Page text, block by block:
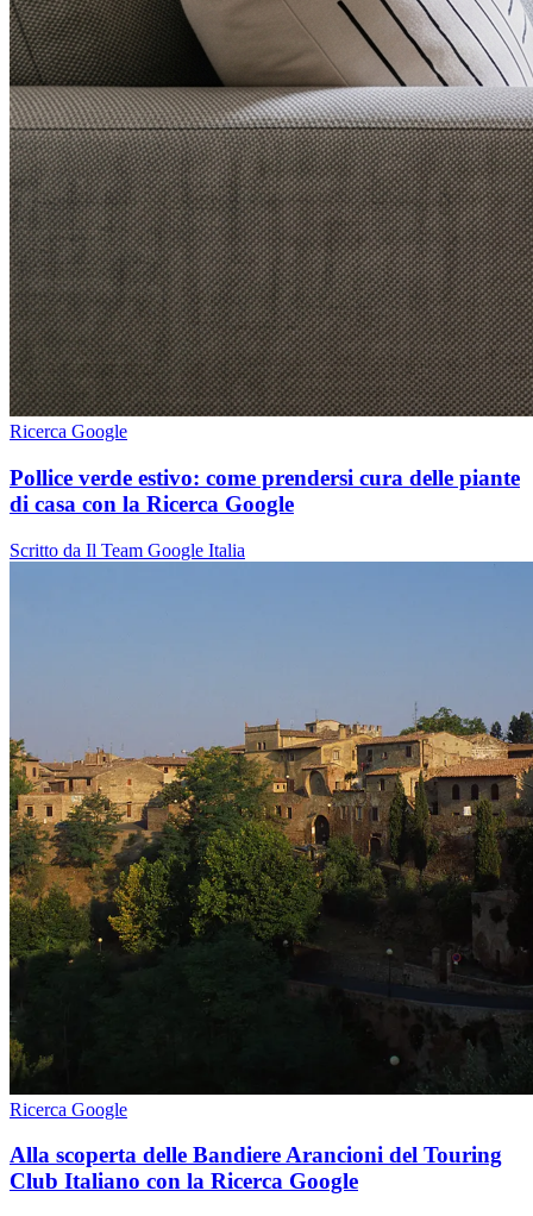
Ricerca Google
Pollice verde estivo: come prendersi cura delle piante
di casa con la Ricerca Google
Scritto da Il Team Google Italia
Ricerca Google
Alla scoperta delle Bandiere Arancioni del Touring
Club Italiano con la Ricerca Google